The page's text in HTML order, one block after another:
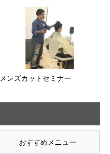
メンズカットセミナー
おすすめメニュー